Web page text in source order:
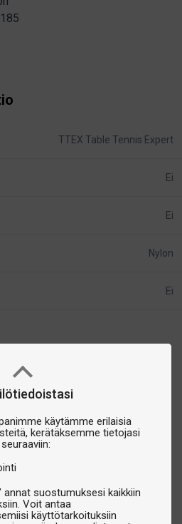
käytämme erilaisia
kerätäksemme tietojasi
annat suostumuksesi kaikkiin
Voit antaa
käyttötarkoituksiin
TTEX Table Tennis Expert
Ei
Ei
Nylon
Ei